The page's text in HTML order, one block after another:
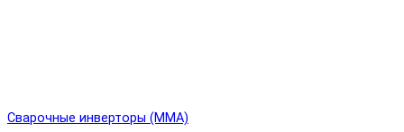
Сварочные инверторы (MMA)